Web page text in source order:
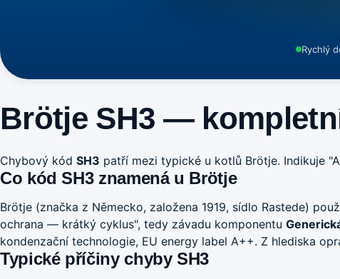
Rychlý
Brötje SH3 —
Chybový kód SH3 patří mezi typické u kotlů Brötje. Indikuje
Co kód SH3 znamená u Brötje
Brötje (značka z Německo, založena 1919, sídlo Rastede)
ochrana — krátký cyklus", tedy závadu komponentu
kondenzační technologie, EU energy label A++. Z hlediska
Typické příčiny chyby SH3